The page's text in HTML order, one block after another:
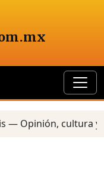
cultura y